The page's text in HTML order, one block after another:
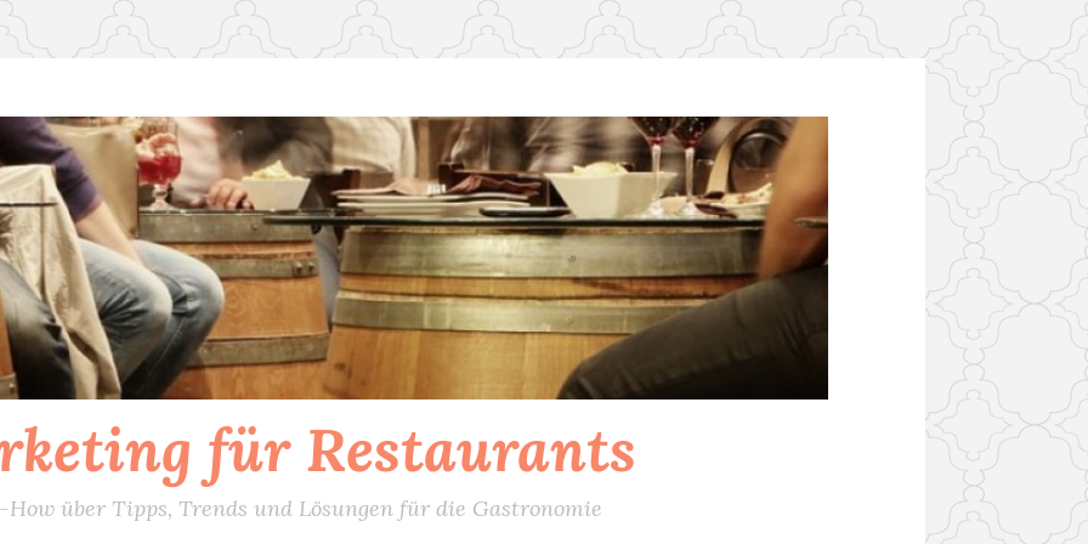
für Restaurants
How über Tipps, Trends und Lösungen für die Gastronomie